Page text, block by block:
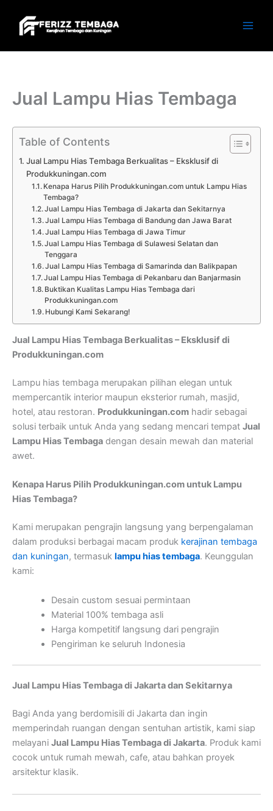
content
Jual Lampu Hias Tembaga
Table of Contents
Jual Lampu Hias Tembaga Berkualitas – Eksklusif di
Produkkuningan.com
Kenapa Harus Pilih Produkkuningan.com untuk Lampu Hias
Tembaga?
Jual Lampu Hias Tembaga di Jakarta dan Sekitarnya
Jual Lampu Hias Tembaga di Bandung dan Jawa Barat
Jual Lampu Hias Tembaga di Jawa Timur
Jual Lampu Hias Tembaga di Sulawesi Selatan dan
Tenggara
Jual Lampu Hias Tembaga di Samarinda dan Balikpapan
Jual Lampu Hias Tembaga di Pekanbaru dan Banjarmasin
Buktikan Kualitas Lampu Hias Tembaga dari
Produkkuningan.com
Hubungi Kami Sekarang!
Jual Lampu Hias Tembaga Berkualitas – Eksklusif di
Produkkuningan.com
Lampu hias tembaga merupakan pilihan elegan untuk
mempercantik interior maupun eksterior rumah, masjid,
hotel, atau restoran. Produkkuningan.com hadir sebagai
solusi terbaik untuk Anda yang sedang mencari tempat Jual
Lampu Hias Tembaga dengan desain mewah dan material
awet.
Kenapa Harus Pilih Produkkuningan.com untuk Lampu
Hias Tembaga?
Kami merupakan pengrajin langsung yang berpengalaman
dalam produksi berbagai macam produk kerajinan tembaga
dan kuningan, termasuk lampu hias tembaga. Keunggulan
kami:
Desain custom sesuai permintaan
Material 100% tembaga asli
Harga kompetitif langsung dari pengrajin
Pengiriman ke seluruh Indonesia
Jual Lampu Hias Tembaga di Jakarta dan Sekitarnya
Bagi Anda yang berdomisili di Jakarta dan ingin
memperindah ruangan dengan sentuhan artistik, kami siap
melayani Jual Lampu Hias Tembaga di Jakarta. Produk kami
cocok untuk rumah mewah, cafe, atau bahkan proyek
arsitektur klasik.